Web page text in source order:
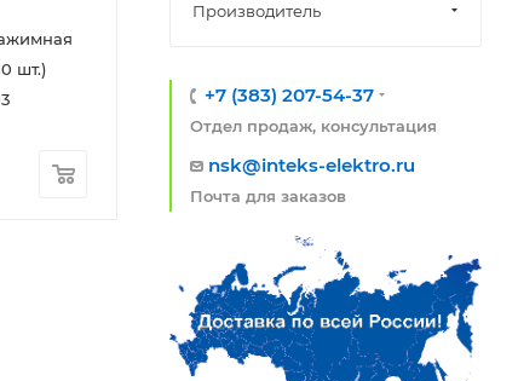
шт.)
Производитель
+7 (383) 207-54-37
Отдел продаж, консультация
nsk@inteks-elektro.ru
Почта для заказов